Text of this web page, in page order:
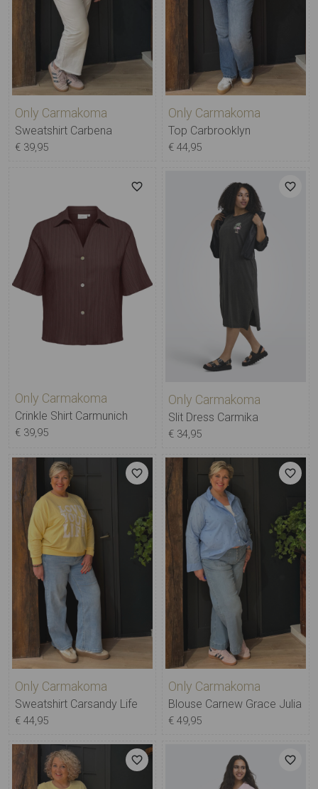
Only Carmakoma
Sweatshirt Carbena
€ 39,95
Only Carmakoma
Top Carbrooklyn
€ 44,95
Only Carmakoma
Crinkle Shirt Carmunich
€ 39,95
Only Carmakoma
Slit Dress Carmika
€ 34,95
Only Carmakoma
Sweatshirt Carsandy Life
€ 44,95
Only Carmakoma
Blouse Carnew Grace Julia
€ 49,95